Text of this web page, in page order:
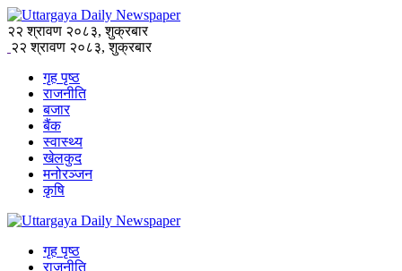
२२ श्रावण २०८३, शुक्रबार
२२ श्रावण २०८३, शुक्रबार
गृह पृष्ठ
राजनीति
बजार
बैंक
स्वास्थ्य
खेलकुद
मनोरञ्जन
कृषि
गृह पृष्ठ
राजनीति